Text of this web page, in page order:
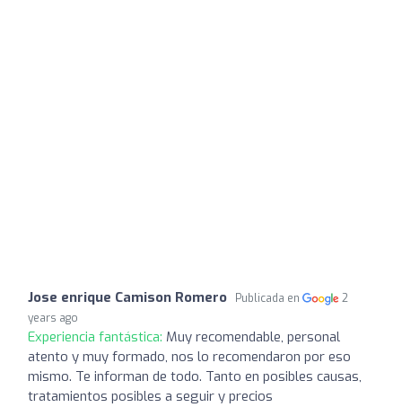
Jose enrique Camison Romero Publicada en
2
years ago
Experiencia fantástica: Muy recomendable, personal
atento y muy formado, nos lo recomendaron por eso
mismo. Te informan de todo. Tanto en posibles causas,
tratamientos posibles a seguir y precios